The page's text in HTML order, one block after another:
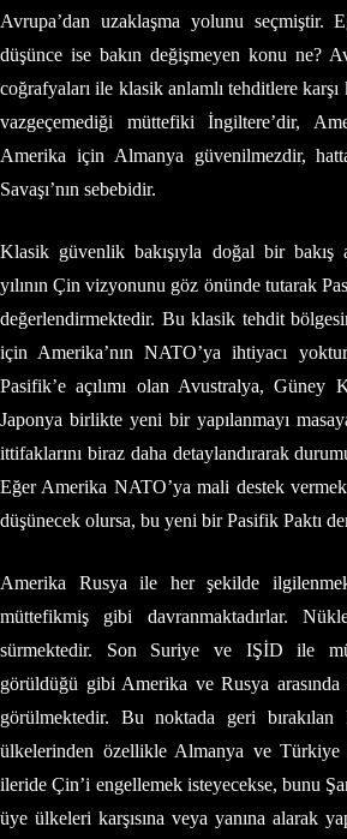
Avrupa’dan uzaklaşma yolunu seçmiştir.
düşünce ise bakın değişmeyen konu ne?
coğrafyaları ile klasik anlamlı tehditlere
vazgeçemediği müttefiki İngiltere’dir,
Amerika için Almanya güvenilmezdir,
Savaşı’nın sebebidir.
Klasik güvenlik bakışıyla doğal bir bakış
yılının Çin vizyonunu göz önünde tutarak
değerlendirmektedir. Bu klasik tehdit
için Amerika’nın NATO’ya ihtiyacı
Pasifik’e açılımı olan Avustralya,
Japonya birlikte yeni bir yapılanmayı
ittifaklarını biraz daha detaylandırarak
Eğer Amerika NATO’ya mali destek
düşünecek olursa, bu yeni bir Pasifik Paktı
Amerika Rusya ile her şekilde
müttefikmiş gibi davranmaktadırlar.
sürmektedir. Son Suriye ve IŞİD ile
görüldüğü gibi Amerika ve Rusya
görülmektedir. Bu noktada geri bırakılan
ülkelerinden özellikle Almanya ve Türkiye
ileride Çin’i engellemek isteyecekse, bunu
üye ülkeleri karşısına veya yanına alarak